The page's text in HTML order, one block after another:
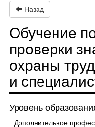
Назад
Обучение
проверки
охраны
и
Уровень
Дополнительное